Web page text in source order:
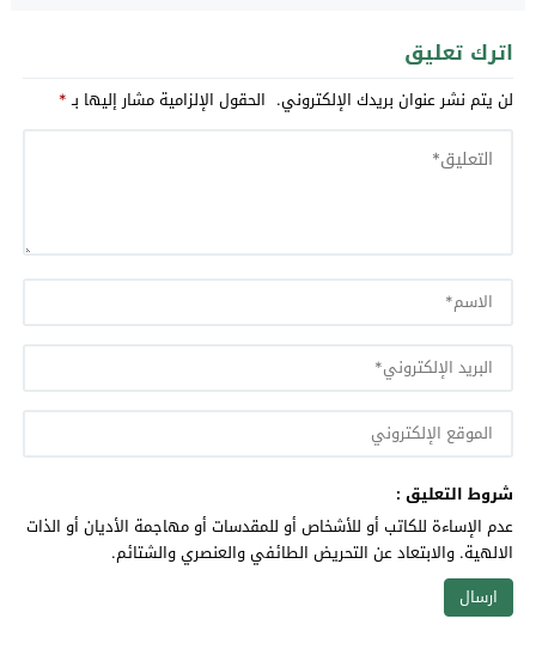
اترك تعليق
لن يتم نشر عنوان بريدك الإلكتروني. الحقول الإلزامية مشار إليها بـ*
شروط التعليق :
عدم الإساءة للكاتب أو للأشخاص أو للمقدسات أو مهاجمة الأديان أو الذات
الالهية. والابتعاد عن التحريض الطائفي والعنصري والشتائم.